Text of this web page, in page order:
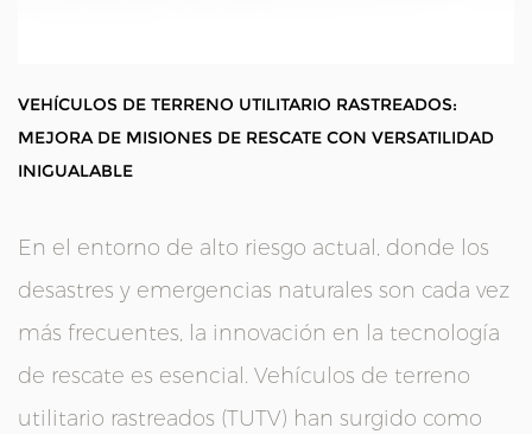
VEHÍCULOS DE TERRENO UTILITARIO RASTREADOS:
MEJORA DE MISIONES DE RESCATE CON VERSATILIDAD
INIGUALABLE
En el entorno de alto riesgo actual, donde los
desastres y emergencias naturales son cada vez
más frecuentes, la innovación en la tecnología
de rescate es esencial. Vehículos de terreno
utilitario rastreados (TUTV) han surgido como